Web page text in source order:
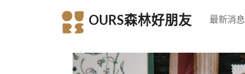
OURS森林好朋友 最新消息